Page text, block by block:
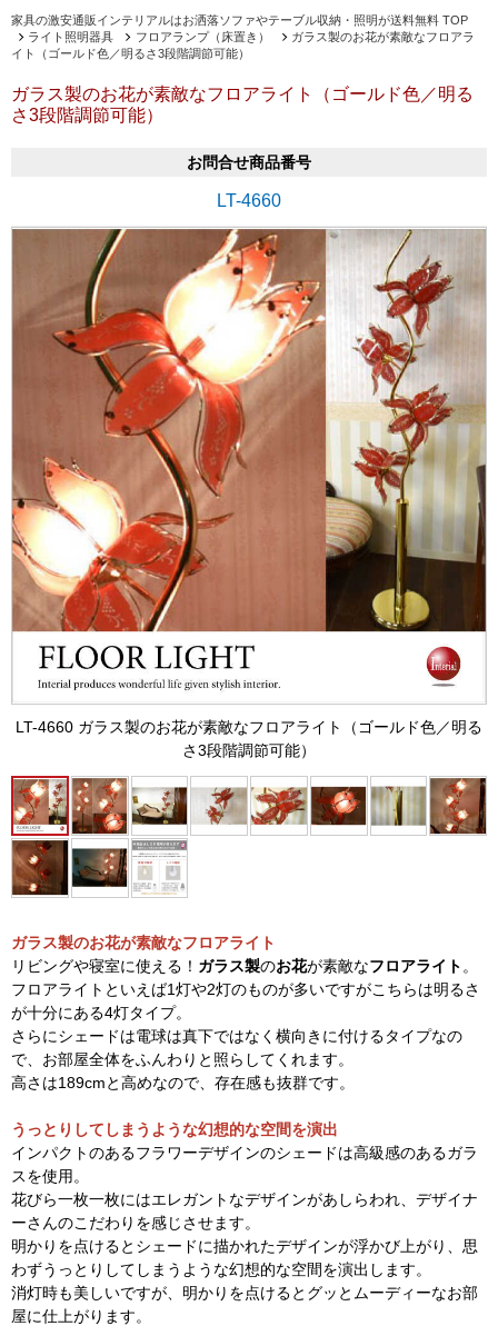
家具の激安通販インテリアルはお洒落ソファやテーブル収納・照明が送料無料 TOP
ライト照明器具
フロアランプ（床置き）
ガラス製のお花が素敵なフロアラ
イト（ゴールド色／明るさ3段階調節可能）
ガラス製のお花が素敵なフロアライト（ゴールド色／明る
さ3段階調節可能）
お問合せ商品番号
LT-4660
LT-4660 ガラス製のお花が素敵なフロアライト（ゴールド色／明る
さ3段階調節可能）
ガラス製のお花が素敵なフロアライト
リビングや寝室に使える！ ガラス製のお花が素敵なフロアライト 。
フロアライトといえば1灯や2灯のものが多いですがこちらは明るさ
が十分にある4灯タイプ。
さらにシェードは電球は真下ではなく横向きに付けるタイプなの
で、お部屋全体をふんわりと照らしてくれます。
高さは189cmと高めなので、存在感も抜群です。
うっとりしてしまうような幻想的な空間を演出
インパクトのあるフラワーデザインのシェードは高級感のあるガラ
スを使用。
花びら一枚一枚にはエレガントなデザインがあしらわれ、デザイナ
ーさんのこだわりを感じさせます。
明かりを点けるとシェードに描かれたデザインが浮かび上がり、思
わずうっとりしてしまうような幻想的な空間を演出します。
消灯時も美しいですが、明かりを点けるとグッとムーディーなお部
屋に仕上がります。